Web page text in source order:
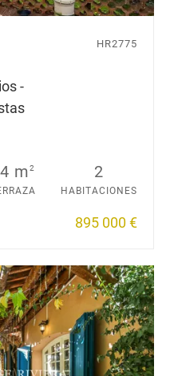
-
HR2775
m2 2
HABITACIONES
895 000 €